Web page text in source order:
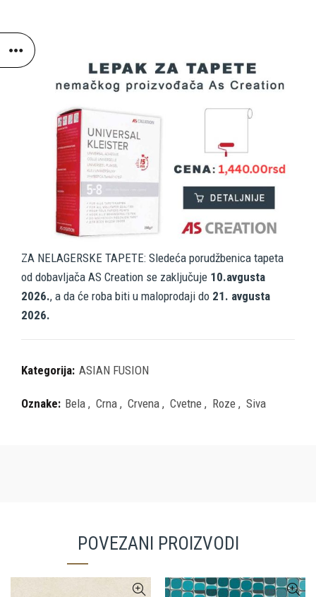
ZA NELAGERSKE TAPETE: Sledeća porudžbenica tapeta
od dobavljača AS Creation se zaključuje 10.avgusta
2026., a da će roba biti u maloprodaji do 21. avgusta
2026.
Kategorija: ASIAN FUSION
Oznake: Bela , Crna , Crvena , Cvetne , Roze , Siva
POVEZANI PROIZVODI